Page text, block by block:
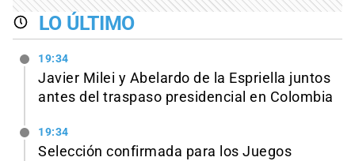
LO ÚLTIMO
19:34
Javier Milei y Abelardo de la Espriella juntos
antes del traspaso presidencial en Colombia
19:34
Selección confirmada para los Juegos